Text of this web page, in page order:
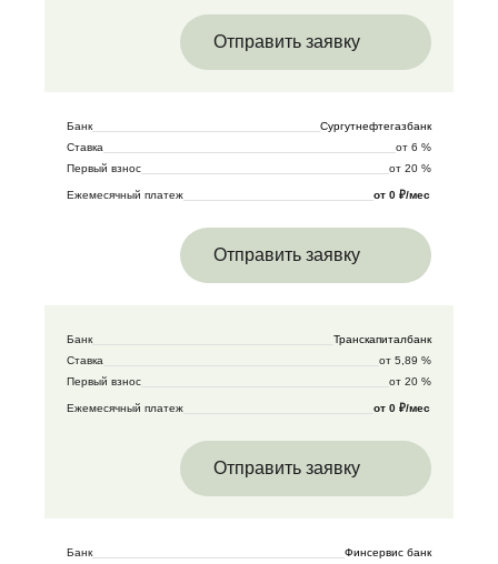
Отправить заявку
Банк
Сургутнефтегазбанк
Ставка
от 6 %
Первый взнос
от 20 %
Ежемесячный платеж от 0 ₽/мес
Отправить заявку
Банк
Транскапиталбанк
Ставка
от 5,89 %
Первый взнос
от 20 %
Ежемесячный платеж от 0 ₽/мес
Отправить заявку
Банк
Финсервис банк